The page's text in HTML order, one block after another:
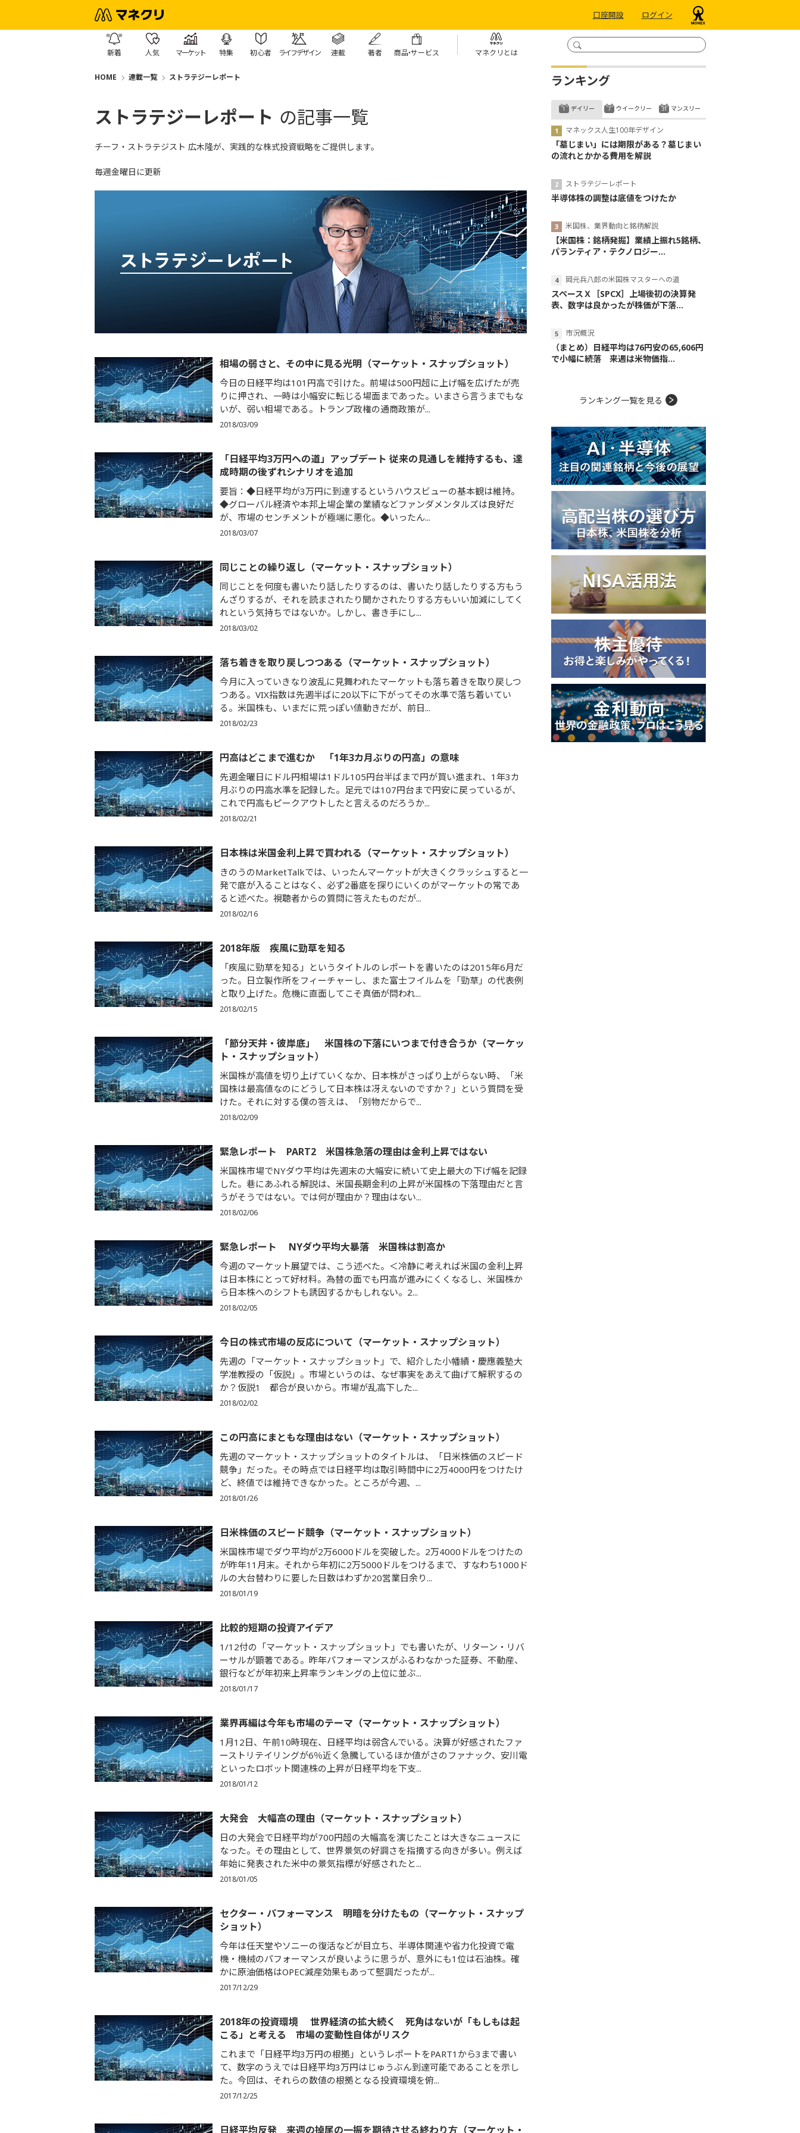
口座開設 ログイン
新着 人気 マーケット 特集 初心者 ライフデザイン 連載 著者 商品・サービス マネクリとは
HOME 連載一覧 ストラテジーレポート
ストラテジーレポート の記事一覧
チーフ・ストラテジスト 広木隆が、実践的な株式投資戦略をご提供します。
毎週金曜日に更新
相場の弱さと、その中に見る光明（マーケット・スナップショット）
今日の日経平均は101円高で引けた。前場は500円超に上げ幅を広げたが売
りに押され、一時は小幅安に転じる場面まであった。いまさら言うまでもな
いが、弱い相場である。トランプ政権の通商政策が...
2018/03/09
「日経平均3万円への道」アップデート 従来の見通しを維持するも、達
成時期の後ずれシナリオを追加
要旨：◆日経平均が3万円に到達するというハウスビューの基本観は維持。
◆グローバル経済や本邦上場企業の業績などファンダメンタルズは良好だ
が、市場のセンチメントが極端に悪化。◆いったん...
2018/03/07
同じことの繰り返し（マーケット・スナップショット）
同じことを何度も書いたり話したりするのは、書いたり話したりする方もう
んざりするが、それを読まされたり聞かされたりする方もいい加減にしてく
れという気持ちではないか。しかし、書き手にし...
2018/03/02
落ち着きを取り戻しつつある（マーケット・スナップショット）
今月に入っていきなり波乱に見舞われたマーケットも落ち着きを取り戻しつ
つある。VIX指数は先週半ばに20以下に下がってその水準で落ち着いてい
る。米国株も、いまだに荒っぽい値動きだが、前日...
2018/02/23
円高はどこまで進むか 「1年3カ月ぶりの円高」の意味
先週金曜日にドル円相場は1ドル105円台半ばまで円が買い進まれ、1年3カ
月ぶりの円高水準を記録した。足元では107円台まで円安に戻っているが、
これで円高もピークアウトしたと言えるのだろうか...
2018/02/21
日本株は米国金利上昇で買われる（マーケット・スナップショット）
きのうのMarketTalkでは、いったんマーケットが大きくクラッシュすると一
発で底が入ることはなく、必ず2番底を探りにいくのがマーケットの常であ
ると述べた。視聴者からの質問に答えたものだが...
2018/02/16
2018年版 疾風に勁草を知る
「疾風に勁草を知る」というタイトルのレポートを書いたのは2015年6月だ
った。日立製作所をフィーチャーし、また富士フイルムを「勁草」の代表例
と取り上げた。危機に直面してこそ真価が問われ...
2018/02/15
「節分天井・彼岸底」 米国株の下落にいつまで付き合うか（マーケッ
ト・スナップショット）
米国株が高値を切り上げていくなか、日本株がさっぱり上がらない時、「米
国株は最高値なのにどうして日本株は冴えないのですか？」という質問を受
けた。それに対する僕の答えは、「別物だからで...
2018/02/09
緊急レポート PART2 米国株急落の理由は金利上昇ではない
米国株市場でNYダウ平均は先週末の大幅安に続いて史上最大の下げ幅を記録
した。巷にあふれる解説は、米国長期金利の上昇が米国株の下落理由だと言
うがそうではない。では何が理由か？理由はない...
2018/02/06
緊急レポート NYダウ平均大暴落 米国株は割高か
今週のマーケット展望では、こう述べた。＜冷静に考えれば米国の金利上昇
は日本株にとって好材料。為替の面でも円高が進みにくくなるし、米国株か
ら日本株へのシフトも誘因するかもしれない。2...
2018/02/05
今日の株式市場の反応について（マーケット・スナップショット）
先週の「マーケット・スナップショット」で、紹介した小幡績・慶應義塾大
学准教授の「仮説」。市場というのは、なぜ事実をあえて曲げて解釈するの
か？仮説1 都合が良いから。市場が乱高下した...
2018/02/02
この円高にまともな理由はない（マーケット・スナップショット）
先週のマーケット・スナップショットのタイトルは、「日米株価のスピード
競争」だった。その時点では日経平均は取引時間中に2万4000円をつけたけ
ど、終値では維持できなかった。ところが今週、...
2018/01/26
日米株価のスピード競争（マーケット・スナップショット）
米国株市場でダウ平均が2万6000ドルを突破した。2万4000ドルをつけたの
が昨年11月末。それから年初に2万5000ドルをつけるまで、すなわち1000ド
ルの大台替わりに要した日数はわずか20営業日余り...
2018/01/19
比較的短期の投資アイデア
1/12付の「マーケット・スナップショット」でも書いたが、リターン・リバ
ーサルが顕著である。昨年パフォーマンスがふるわなかった証券、不動産、
銀行などが年初来上昇率ランキングの上位に並ぶ...
2018/01/17
業界再編は今年も市場のテーマ（マーケット・スナップショット）
1月12日、午前10時現在、日経平均は弱含んでいる。決算が好感されたファ
ーストリテイリングが6％近く急騰しているほか値がさのファナック、安川電
といったロボット関連株の上昇が日経平均を下支...
2018/01/12
大発会 大幅高の理由（マーケット・スナップショット）
日の大発会で日経平均が700円超の大幅高を演じたことは大きなニュースに
なった。その理由として、世界景気の好調さを指摘する向きが多い。例えば
年始に発表された米中の景気指標が好感されたと...
2018/01/05
セクター・パフォーマンス 明暗を分けたもの（マーケット・スナップ
ショット）
今年は任天堂やソニーの復活などが目立ち、半導体関連や省力化投資で電
機・機械のパフォーマンスが良いように思うが、意外にも1位は石油株。確
かに原油価格はOPEC減産効果もあって堅調だったが...
2017/12/29
2018年の投資環境 世界経済の拡大続く 死角はないが「もしもは起
こる」と考える 市場の変動性自体がリスク
これまで「日経平均3万円の根拠」というレポートをPART1から3まで書い
て、数字のうえでは日経平均3万円はじゅうぶん到達可能であることを示し
た。今回は、それらの数値の根拠となる投資環境を俯...
2017/12/25
日経平均反発 来週の掉尾の一振を期待させる終わり方（マーケット・
ランキング
デイリー
マネックス人生100年デザイン
「墓じまい」には期限がある？墓じまい
の流れとかかる費用を解説
ストラテジーレポート
半導体株の調整は底値をつけたか
米国株、業界動向と銘柄解説
【米国株：銘柄発掘】業績上振れ5銘柄、
パランティア・テクノロジー...
岡元兵八郎の米国株マスターへの道
スペースＸ［SPCX］上場後初の決算発
表、数字は良かったが株価が下落...
市況概況
（まとめ）日経平均は76円安の65,606円
で小幅に続落 来週は米物価指...
ウイークリー マンスリー
ランキング一覧を見る